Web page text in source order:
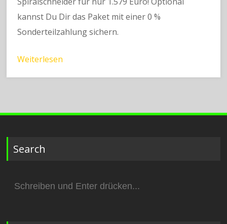
kannst Du Dir das Paket mit einer 0 %
Sonderteilzahlung sichern.
Weiterlesen
Search
nach: